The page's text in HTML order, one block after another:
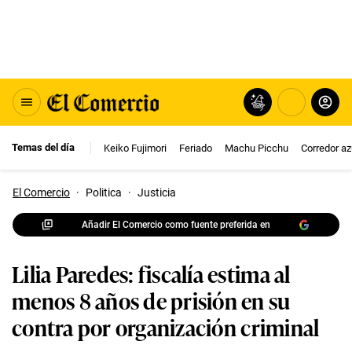
Temas del día Keiko Fujimori Feriado Machu Picchu Corredor
El Comercio · Politica · Justicia
Añadir El Comercio como fuente preferida en
Lilia Paredes: fiscalía estima al
menos 8 años de prisión en su
contra por organización criminal